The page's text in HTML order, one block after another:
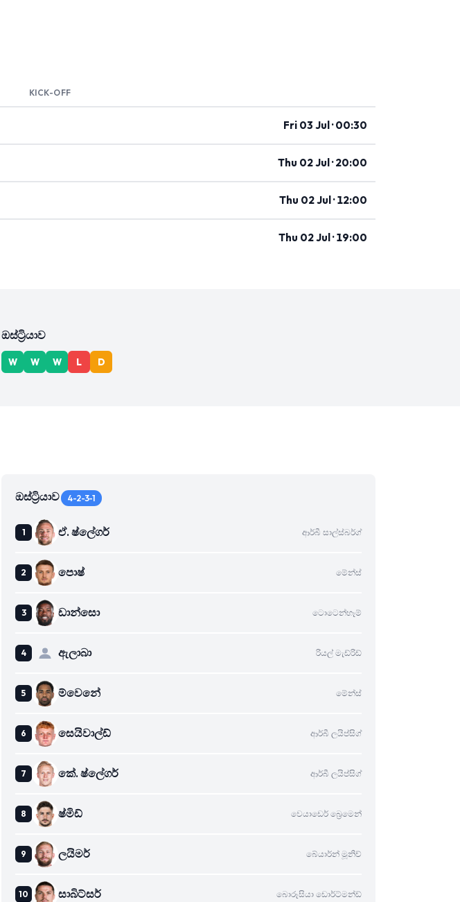
KICK-OFF
Fri 03 Jul · 00:30
Thu 02 Jul · 20:00
Thu 02 Jul · 12:00
Thu 02 Jul · 19:00
ඔස්ට්‍රියාව
W W W L D
ඔස්ට්‍රියාව 4-2-3-1
ඒ. ෂ්ලේගර් ආර්බී සාල්ස්බර්ග්
පොෂ් මේන්ස්
ඩාන්සො ටොටෙන්හෑම්
ඇලාබා රියල් මැඩ්රිඩ්
ම්වෙනේ මේන්ස්
සෙයිවාල්ඩ් ආර්බී ලයිප්සිග්
කේ. ෂ්ලේගර් ආර්බී ලයිප්සිග්
ෂ්මිඩ් වෙයාඩෙර් බ්‍රෙමෙන්
ලයිමර් බේයාර්න් මූනිච්
සාබිට්සර් බොරූසියා ඩොර්ට්මන්ඩ්